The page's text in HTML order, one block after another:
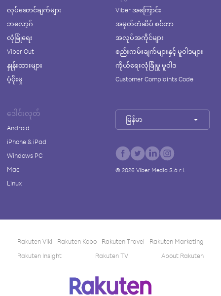
လုပ်ဆောင်ချက်များ
ဘလော့ဂ်
လုံခြုံရေး
Viber Out
နှုန်းထားများ
ပံ့ပိုးမှု
Viber အကြောင်း
အမှတ်တံဆိပ် စင်တာ
အလုပ်အကိုင်များ
စည်းကမ်းချက်များနှင့် မူဝါဒများ
ကိုယ်ရေးလုံခြုံမှု မူဝါဒ
Customer Complaints Code
ဒေါင်းလုတ်
Android
iPhone & iPad
Windows PC
Mac
Linux
မြန်မာ
© 2026Viber Media S.à r.l.
Rakuten Viki Rakuten Kobo Rakuten Travel
Rakuten Marketing
Rakuten Insight
Rakuten TV About Rakuten